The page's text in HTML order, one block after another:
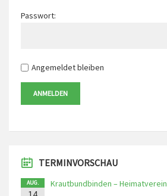
Passwort:
Angemeldet bleiben
ANMELDEN
TERMINVORSCHAU
AUG. Krautbundbinden – Heimatverein